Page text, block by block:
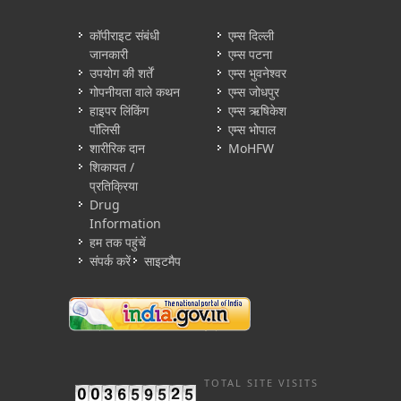
कॉपीराइट संबंधी
जानकारी
उपयोग की शर्तें
गोपनीयता वाले कथन
हाइपर लिंकिंग
पॉलिसी
शारीरिक दान
शिकायत /
प्रतिक्रिया
Drug
Information
हम तक पहुंचें
संपर्क करें
साइटमैप
एम्स दिल्ली
एम्स पटना
एम्स भुवनेश्वर
एम्स जोधपुर
एम्स ऋषिकेश
एम्स भोपाल
MoHFW
TOTAL SITE VISITS